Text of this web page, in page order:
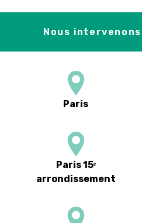
Nous
Paris
Paris 15ᵉ
arrondissement